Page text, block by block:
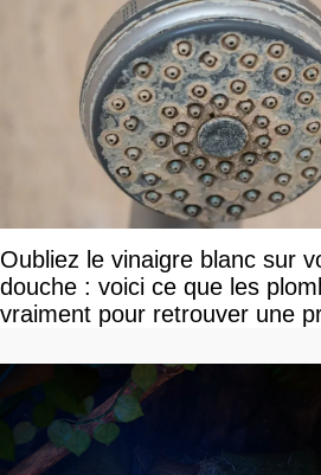
Oubliez le vinaigre blanc sur
douche : voici ce que les
vraiment pour retrouver une